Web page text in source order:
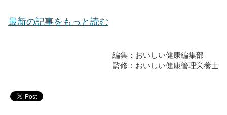
最新の記事をもっと読む
編集：おいしい健康編集部
監修：おいしい健康管理栄養士